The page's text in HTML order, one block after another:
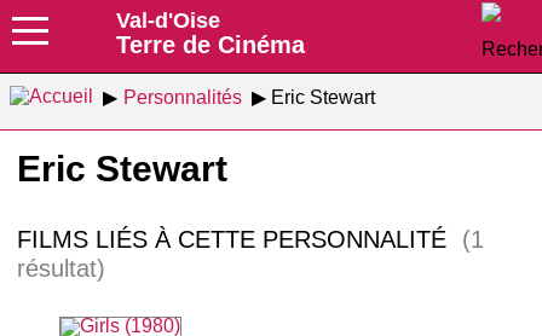
Val-d'Oise
Terre de Cinéma
Personnalités Eric Stewart
Eric Stewart
FILMS LIÉS À CETTE PERSONNALITÉ
(1
résultat)